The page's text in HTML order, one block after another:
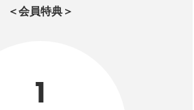
＜会員特典＞
1